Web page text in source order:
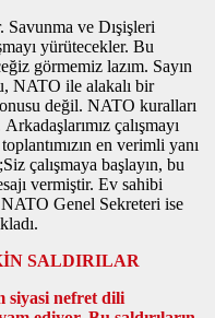
Savunma ve Dışişleri
yürütecekler. Bu
görmemiz lazım. Sayın
NATO ile alakalı bir
değil. NATO kuralları
çalışmayı
en verimli yanı
çalışmaya başlayın, bu
vermiştir. Ev sahibi
Genel Sekreteri ise
SALDIRILAR
siyasi nefret dili